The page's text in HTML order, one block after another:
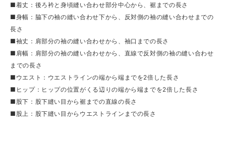
■着丈：後ろ衿と身頃縫い合わせ部分中心から、裾までの長さ
■身幅：脇下の袖の縫い合わせ下から、反対側の袖の縫い合わせまでの
長さ
■袖丈：肩部分の袖の縫い合わせから、袖口までの長さ
■肩幅：肩部分の袖の縫い合わせから、直線で反対側の袖の縫い合わせ
までの長さ
■ウエスト：ウエストラインの端から端までを2倍した長さ
■ヒップ：ヒップの位置がくる辺りの端から端までを2倍した長さ
■股下：股下縫い目から裾までの直線の長さ
■股上：股下縫い目からウエストラインまでの長さ